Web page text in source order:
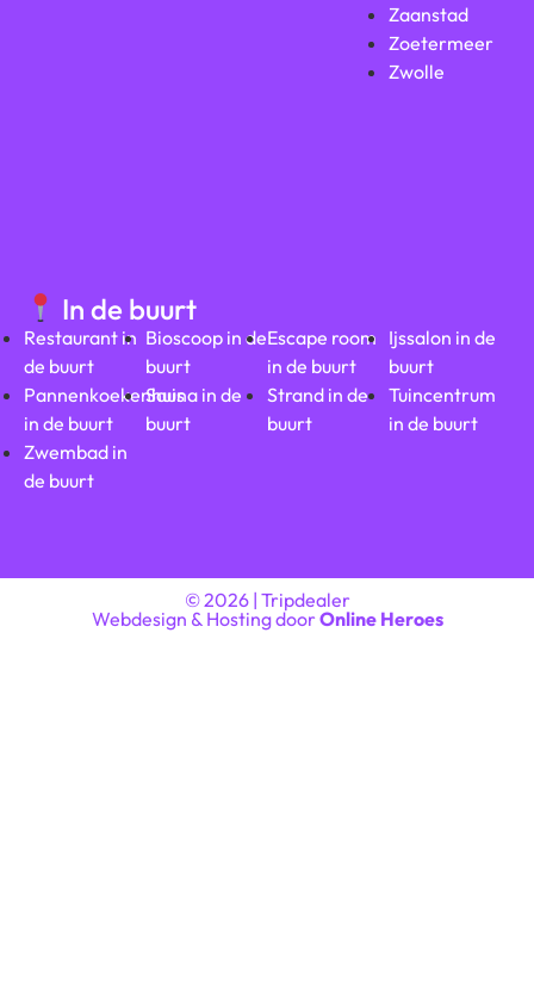
Zaanstad
Zoetermeer
Zwolle
In de buurt
Restaurant in
de buurt
Pannenkoekenhuis
in de buurt
Zwembad in
de buurt
Bioscoop in de
buurt
Sauna in de
buurt
Escape room
in de buurt
Strand in de
buurt
Ijssalon in de
buurt
Tuincentrum
in de buurt
© 2026 | Tripdealer
Webdesign & Hosting doorOnline Heroes